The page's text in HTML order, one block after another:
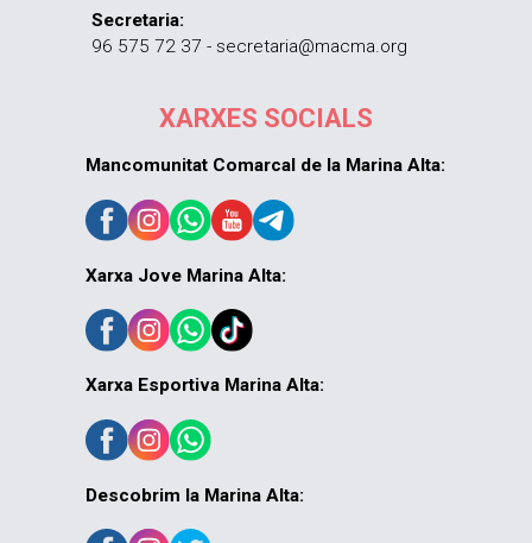
Secretaria:
96 575 72 37 - secretaria@macma.org
XARXES SOCIALS
Mancomunitat Comarcal de la Marina Alta:
Xarxa Jove Marina Alta:
Xarxa Esportiva Marina Alta:
Descobrim la Marina Alta: